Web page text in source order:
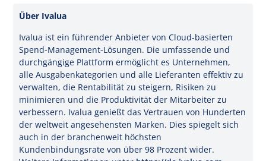
Über Ivalua
Ivalua ist ein führender Anbieter von Cloud-basierten
Spend-Management-Lösungen. Die umfassende und
durchgängige Plattform ermöglicht es Unternehmen,
alle Ausgabenkategorien und alle Lieferanten effektiv zu
verwalten, die Rentabilität zu steigern, Risiken zu
minimieren und die Produktivität der Mitarbeiter zu
verbessern. Ivalua genießt das Vertrauen von Hunderten
der weltweit angesehensten Marken. Dies spiegelt sich
auch in der branchenweit höchsten
Kundenbindungsrate von über 98 Prozent wider.